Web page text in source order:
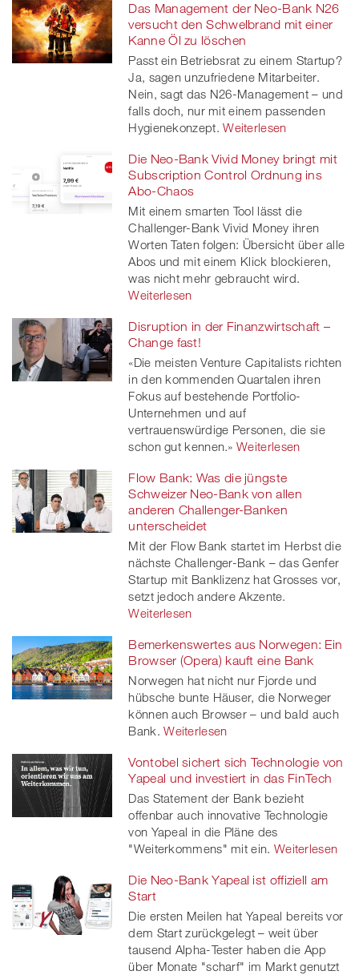
Das Management der Neo-Bank N26
versucht den Schwelbrand mit einer
Kanne Öl zu löschen
Passt ein Betriebsrat zu einem Startup?
Ja, sagen unzufriedene Mitarbeiter.
Nein, sagt das N26-Management – und
falls doch, nur mit einem passenden
Hygienekonzept. Weiterlesen
Die Neo-Bank Vivid Money bringt mit
Subscription Control Ordnung ins
Abo-Chaos
Mit einem smarten Tool lässt die
Challenger-Bank Vivid Money ihren
Worten Taten folgen: Übersicht über alle
Abos und mit einem Klick blockieren,
was nicht mehr gebraucht wird.
Weiterlesen
Disruption in der Finanzwirtschaft –
Change fast!
«Die meisten Venture Capitalists richten
in den kommenden Quartalen ihren
Fokus auf bestehende Portfolio-
Unternehmen und auf
vertrauenswürdige Personen, die sie
schon gut kennen.» Weiterlesen
Flow Bank: Was die jüngste
Schweizer Neo-Bank von allen
anderen Challenger-Banken
unterscheidet
Mit der Flow Bank startet im Herbst die
nächste Challenger-Bank – das Genfer
Startup mit Banklizenz hat Grosses vor,
setzt jedoch andere Akzente.
Weiterlesen
Bemerkenswertes aus Norwegen: Ein
Browser (Opera) kauft eine Bank
Norwegen hat nicht nur Fjorde und
hübsche bunte Häuser, die Norweger
können auch Browser – und bald auch
Bank. Weiterlesen
Vontobel sichert sich Technologie von
Yapeal und investiert in das FinTech
Das Statement der Bank bezieht
offenbar auch innovative Technologie
von Yapeal in die Pläne des
"Weiterkommens" mit ein. Weiterlesen
Die Neo-Bank Yapeal ist offiziell am
Start
Die ersten Meilen hat Yapeal bereits vor
dem Start zurückgelegt – weit über
tausend Alpha-Tester haben die App
über Monate "scharf" im Markt genutzt